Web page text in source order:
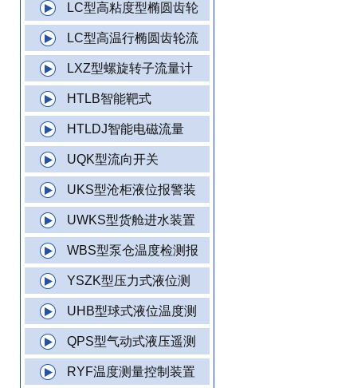
LC型高粘度型椭圆齿轮
LC型高温行椭圆齿轮流
LXZ型螺旋转子流量计
HTLB智能靶式
HTLDJ智能电磁流量
UQK型流向开关
UKS型沧柜液位报警装
UWKS型货舱进水装置
WBS型泵仓温度检测报
YSZK型压力式液位测
UHB型球式液位温度测
QPS型气动式液压遥测
RYF温度测量控制装置